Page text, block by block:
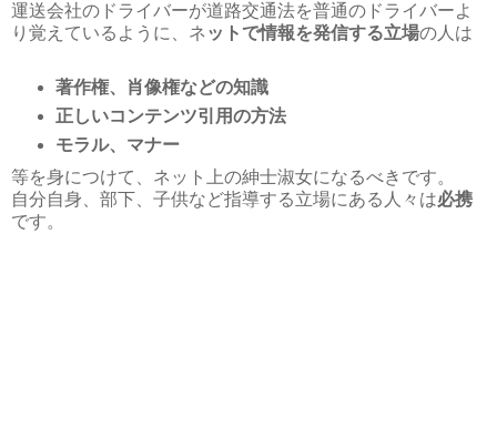
運送会社のドライバーが道路交通法を普通のドライバーよ
り覚えているように、ネットで情報を発信する立場の人は
著作権、肖像権などの知識
正しいコンテンツ引用の方法
モラル、マナー
等を身につけて、ネット上の紳士淑女になるべきです。
自分自身、部下、子供など指導する立場にある人々は必携
です。